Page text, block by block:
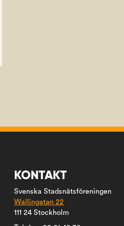
KONTAKT
Svenska Stadsnätsföreningen
Wallingatan 22
111 24 Stockholm